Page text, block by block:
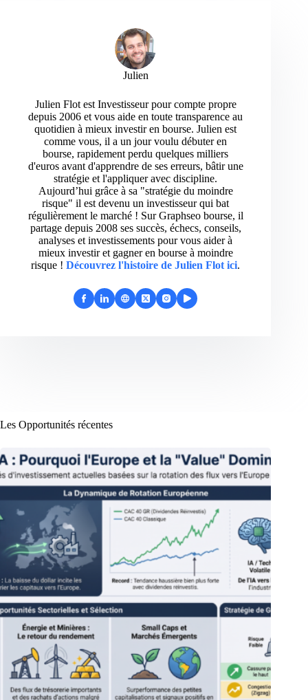
Julien
Julien Flot est Investisseur pour compte propre
depuis 2006 et vous aide en toute transparence au
quotidien à mieux investir en bourse. Julien est
comme vous, il a un jour voulu débuter en
bourse, rapidement perdu quelques milliers
d'euros avant d'apprendre de ses erreurs, bâtir une
stratégie et l'appliquer avec discipline.
Aujourd’hui grâce à sa "stratégie du moindre
risque" il est devenu un investisseur qui bat
régulièrement le marché ! Sur Graphseo bourse, il
partage depuis 2008 ses succès, échecs, conseils,
analyses et investissements pour vous aider à
mieux investir et gagner en bourse à moindre
risque ! Découvrez l'histoire de Julien Flot ici.
Les Opportunités récentes